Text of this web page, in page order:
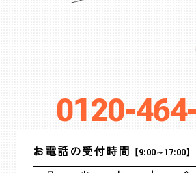
0120-
お電話の受付時間 【9:00～17:00】